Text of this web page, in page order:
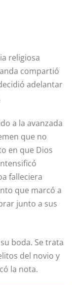
religiosa
compartió
adelantar
a la avanzada
que no
en que Dios
falleciera
que marcó a
junto a sus
boda. Se trata
del novio y
la nota.